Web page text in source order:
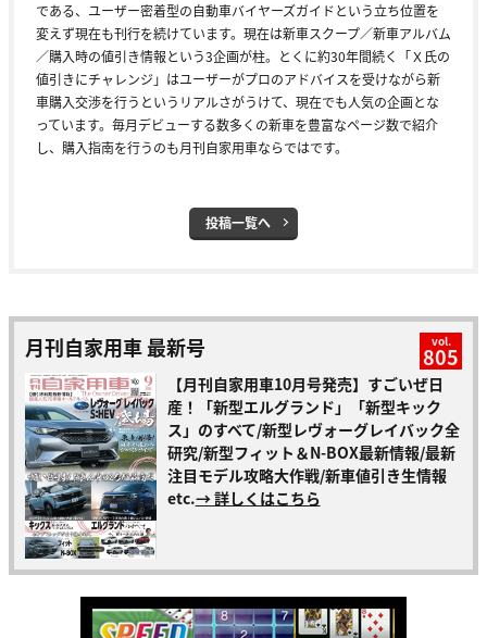
である、ユーザー密着型の自動車バイヤーズガイドという立ち位置を
変えず現在も刊行を続けています。現在は新車スクープ／新車アルバム
／購入時の値引き情報という3企画が柱。とくに約30年間続く「Ｘ氏の
値引きにチャレンジ」はユーザーがプロのアドバイスを受けながら新
車購入交渉を行うというリアルさがうけて、現在でも人気の企画とな
っています。毎月デビューする数多くの新車を豊富なページ数で紹介
し、購入指南を行うのも月刊自家用車ならではです。
投稿一覧へ
月刊自家用車 最新号 vol.
805
【月刊自家用車10月号発売】すごいぜ日
産！「新型エルグランド」「新型キック
ス」のすべて/新型レヴォーグレイバック全
研究/新型フィット＆N-BOX最新情報/最新
注目モデル攻略大作戦/新車値引き生情報
etc.→ 詳しくはこちら